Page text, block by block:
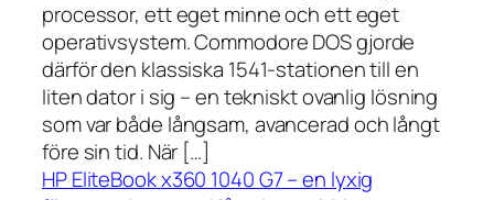
processor, ett eget minne och ett eget
operativsystem. Commodore DOS gjorde
därför den klassiska 1541-stationen till en
liten dator i sig – en tekniskt ovanlig lösning
som var både långsam, avancerad och långt
före sin tid. När […]
HP EliteBook x360 1040 G7 – en lyxig